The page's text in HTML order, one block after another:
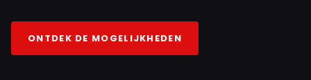
ONTDEK DE MOGELIJKHEDEN